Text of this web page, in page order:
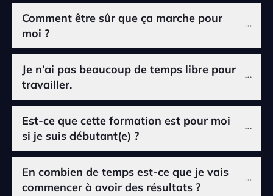
Comment être sûr que ça marche pour
moi ?
Je n’ai pas beaucoup de temps libre pour
travailler.
Est-ce que cette formation est pour moi
si je suis débutant(e) ?
En combien de temps est-ce que je vais
commencer à avoir des résultats ?